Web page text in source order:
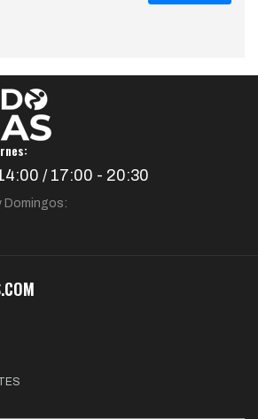
/ 17:00 - 20:30
Domingos: